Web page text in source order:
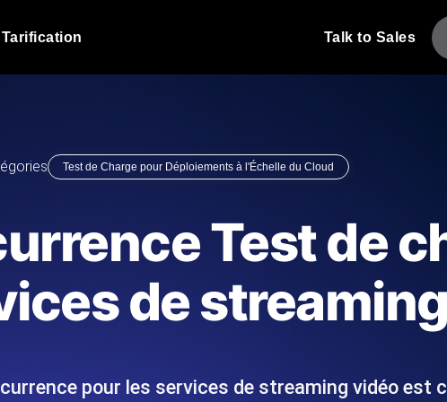
stack technologique.
écrivons les scripts JMeter
et livrons le rapport.
Sondes always-on d'uptime et de
emplacements. Détectez les
du site Web Surveillez vos APIs
Blog produit
En savoir plus sur le blog
En savoir plus sur le blog
Tarification Talk to Sales
Test de Charge pour Déploiements à l'Échelle du Cloud
Test de
de
pour les services de streaming vidéo est